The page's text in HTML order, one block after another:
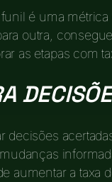
é uma
outra,
as etapas com
decisões
aumentar a taxa